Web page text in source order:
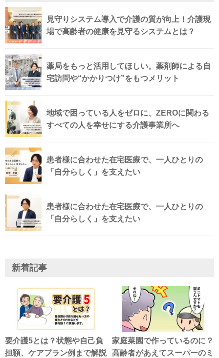
見守りシステム導入で介護の質が向上！介護現
場で高齢者の健康を見守るシステムとは？
薬局をもっと活用してほしい。薬剤師による自
宅訪問や“かかりつけ”をもつメリット
地域で困っている人をゼロに、ZEROに関わる
すべての人を幸せにする介護事業所へ
患者様に合わせた在宅医療で、一人ひとりの
「自分らしく」を支えたい
患者様に合わせた在宅医療で、一人ひとりの
「自分らしく」を支えたい
新着記事
要介護5とは？状態や自己負
担額、ケアプラン例まで解説
家庭菜園で作っているのに？
高齢者があえてスーパーのミ